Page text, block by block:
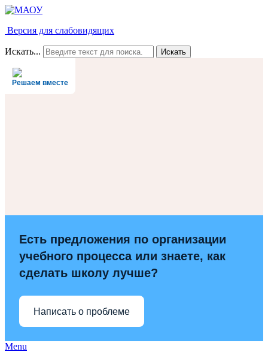
Версия для слабовидящих
Искать... Искать
Решаем вместе
Есть предложения по организации
учебного процесса или знаете, как
сделать школу лучше?
Написать о проблеме
Menu